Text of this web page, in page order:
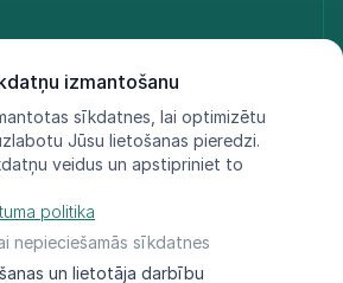
izmantošanu
sīkdatnes, lai optimizētu
Jūsu lietošanas pieredzi.
veidus un apstipriniet to
politika
nepieciešamās sīkdatnes
un lietotāja darbību
Sūtīt ziņu
- 2025
projekta LIFE FOR SPECIES īstenotāju